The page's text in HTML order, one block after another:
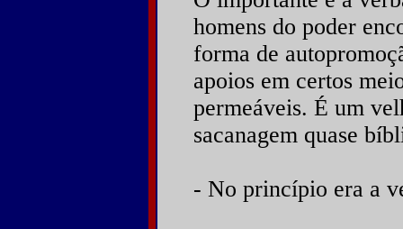
homens do poder
forma de
apoios em certos
permeáveis. É um
sacanagem quase
- No princípio era a